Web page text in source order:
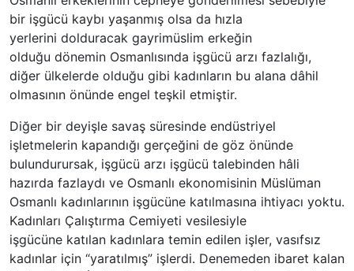
bir işgücü kaybı yaşanmış olsa da hızla
yerlerini dolduracak gayrimüslim erkeğin
olduğu dönemin Osmanlısında işgücü arzı fazlalığı,
diğer ülkelerde olduğu gibi kadınların bu alana dâhil
olmasının önünde engel teşkil etmiştir.
Diğer bir deyişle savaş süresinde endüstriyel
işletmelerin kapandığı gerçeğini de göz önünde
bulundurursak, işgücü arzı işgücü talebinden hâli
hazırda fazlaydı ve Osmanlı ekonomisinin Müslüman
Osmanlı kadınlarının işgücüne katılmasına ihtiyacı yoktu.
Kadınları Çalıştırma Cemiyeti vesilesiyle
işgücüne katılan kadınlara temin edilen işler, vasıfsız
kadınlar için “yaratılmış” işlerdi. Denemeden ibaret kalan